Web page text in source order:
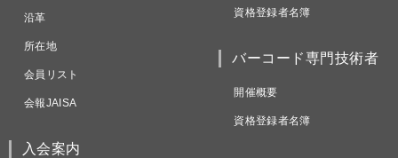
沿革
所在地
会員リスト
会報JAISA
入会案内
資格登録者名簿
バーコード専門技術者
開催概要
資格登録者名簿